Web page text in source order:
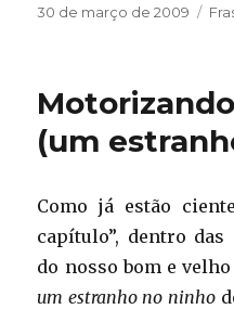
Publicado
30 de março de 2009
(um
Como já estão
capítulo”, dentro
do nosso bom e
um estranho no ninho